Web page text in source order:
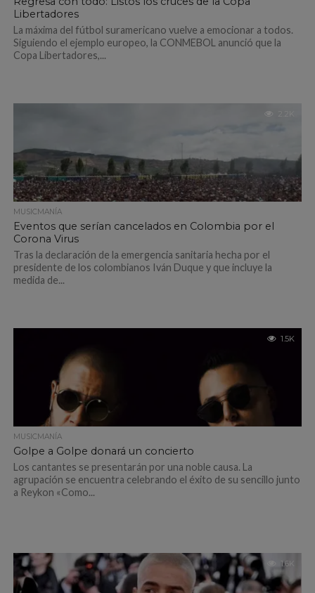
Libertadores
La máxima del fútbol suramericano vuelve a emocionar a todos.
Siguiendo el ejemplo europeo, la CONMEBOL anunció que la
Copa Libertadores,...
2.2K
MUSICMANÍA
Eventos que serían cancelados en Colombia por el
Corona Virus
Tras la declaración de la emergencia sanitaria hecha por el
presidente de los colombianos Iván Duque y que incluye la
medida de...
1.5K
MUSICMANÍA
Golpe a Golpe donará un concierto
Los cantantes se presentarán por una noble causa. La
agrupación se encuentra celebrando el éxito de su sencillo junto
a Reykon «Como...
1.6K